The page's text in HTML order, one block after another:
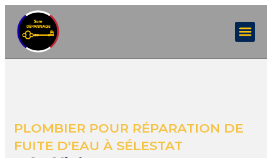
PLOMBIER POUR RÉPARATION DE
FUITE D'EAU À SÉLESTAT